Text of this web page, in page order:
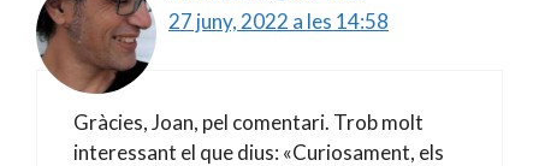
27 juny, 2022 a les 14:58
Gràcies, Joan, pel comentari. Trob molt
interessant el que dius: «Curiosament, els